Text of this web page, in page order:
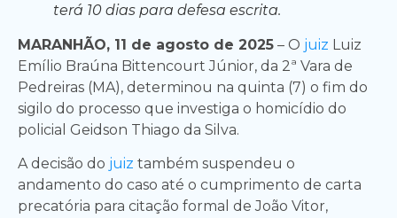
terá 10 dias para defesa escrita.
MARANHÃO, 11 de agosto de 2025 – O juiz Luiz
Emílio Braúna Bittencourt Júnior, da 2ª Vara de
Pedreiras (MA), determinou na quinta (7) o fim do
sigilo do processo que investiga o homicídio do
policial Geidson Thiago da Silva.
A decisão do juiz também suspendeu o
andamento do caso até o cumprimento de carta
precatória para citação formal de João Vitor,